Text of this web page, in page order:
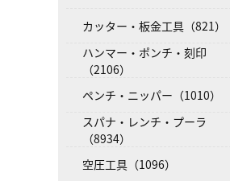
カッター・板金工具（821）
ハンマー・ポンチ・刻印
（2106）
ペンチ・ニッパー（1010）
スパナ・レンチ・プーラ
（8934）
空圧工具（1096）